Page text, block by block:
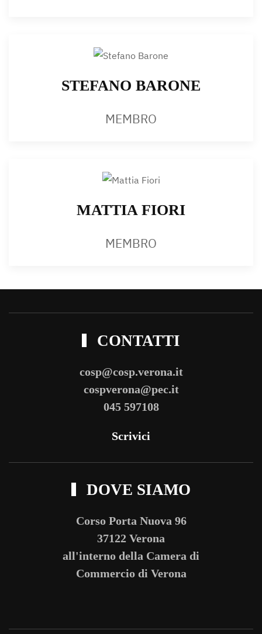
STEFANO BARONE
MEMBRO
MATTIA FIORI
MEMBRO
CONTATTI
cosp@cosp.verona.it
cospverona@pec.it
045 597108
Scrivici
DOVE SIAMO
Corso Porta Nuova 96
37122 Verona
all'interno della Camera di
Commercio di Verona